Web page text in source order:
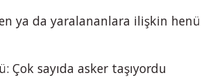
ya da yaralananlara ilişkin
sayıda asker taşıyordu